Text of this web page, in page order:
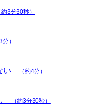
約3分30秒）
分）
い （約4分）
（約3分30秒）